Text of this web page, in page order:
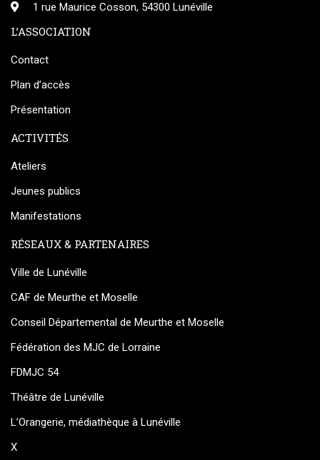
1 rue Maurice Cosson, 54300 Lunéville
L’ASSOCIATION
Contact
Plan d’accès
Présentation
ACTIVITÉS
Ateliers
Jeunes publics
Manifestations
RÉSEAUX & PARTENAIRES
Ville de Lunéville
CAF de Meurthe et Moselle
Conseil Départemental de Meurthe et Moselle
Fédération des MJC de Lorraine
FDMJC 54
Théâtre de Lunéville
L’Orangerie, médiathèque à Lunéville
X